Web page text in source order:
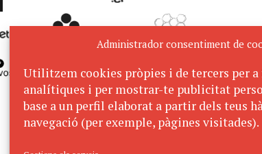
Administrador consentiment de
Utilitzem cookies pròpies i de tercers per
analítiques i per mostrar-te publicitat
base a un perfil elaborat a partir dels teus
navegació (per exemple, pàgines visitades).